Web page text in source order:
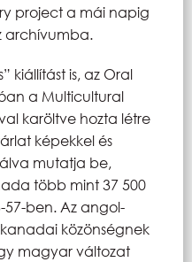
project a mái napig
archívumba.
kiállítást is, az Oral
a Multicultural
karöltve hozta létre
képekkel és
mutatja be,
több mint 37 500
ben. Az angol-
közönségnek
magyar változat